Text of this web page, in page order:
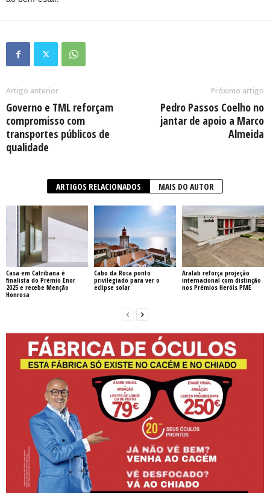
Artigo anterior
Governo e TML reforçam
compromisso com
transportes públicos de
qualidade
Próximo artigo
Pedro Passos Coelho no
jantar de apoio a Marco
Almeida
ARTIGOS RELACIONADOS MAIS DO AUTOR
Casa em Catribana é
finalista do Prémio Enor
2025 e recebe Menção
Honrosa
Cabo da Roca ponto
privilegiado para ver o
eclipse solar
Aralab reforça projeção
internacional com distinção
nos Prémios Heróis PME